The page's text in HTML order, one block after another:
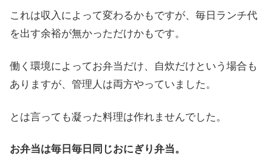
これは収入によって変わるかもですが、毎日ランチ代
を出す余裕が無かっただけかもです。
働く環境によってお弁当だけ、自炊だけという場合も
ありますが、管理人は両方やっていました。
とは言っても凝った料理は作れませんでした。
お弁当は毎日毎日同じおにぎり弁当。